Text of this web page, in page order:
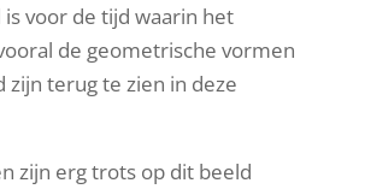
voor de tijd waarin het
de geometrische vormen
zijn terug te zien in deze
zijn erg trots op dit beeld